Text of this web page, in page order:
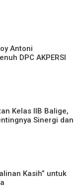
Antoni
DPC AKPERSI
Kelas IIB Balige,
Sinergi dan
Kasih” untuk